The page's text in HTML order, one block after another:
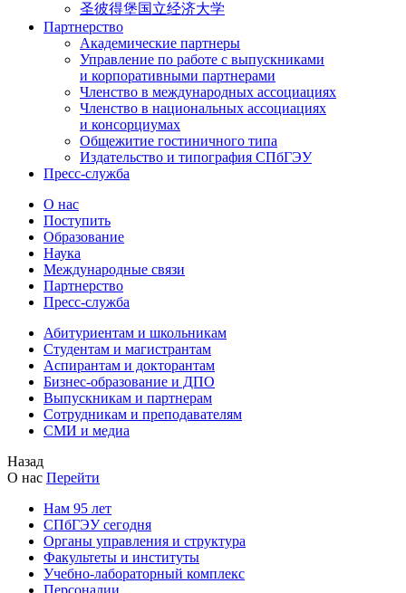
圣彼得堡国立经济大学
Партнерство
Академические партнеры
Управление по работе с выпускниками
и корпоративными партнерами
Членство в международных ассоциациях
Членство в национальных ассоциациях
и консорциумах
Общежитие гостиничного типа
Издательство и типография СПбГЭУ
Пресс-служба
О нас
Поступить
Образование
Наука
Международные связи
Партнерство
Пресс-служба
Абитуриентам и школьникам
Студентам и магистрантам
Аспирантам и докторантам
Бизнес-образование и ДПО
Выпускникам и партнерам
Сотрудникам и преподавателям
СМИ и медиа
Назад
О нас Перейти
Нам 95 лет
СПбГЭУ сегодня
Органы управления и структура
Факультеты и институты
Учебно-лабораторный комплекс
Персоналии